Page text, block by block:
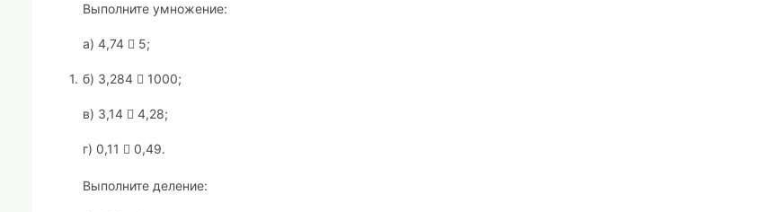
1.
Выполните умножение:
а) 4,74  5;
б) 3,284  1000;
в) 3,14  4,28;
г) 0,11  0,49.
Выполните деление: